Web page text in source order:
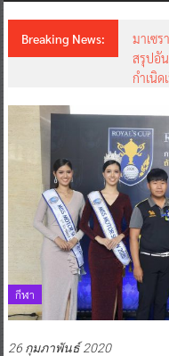
Breaking News:
มาเซ
สรุปอั
กำเนิด
กีฬา
26 กุมภาพันธ์ 2020